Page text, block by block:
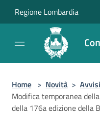
Regione Lombardia
Home > Novità > Avvisi
Modifica temporanea
della 176a edizione della